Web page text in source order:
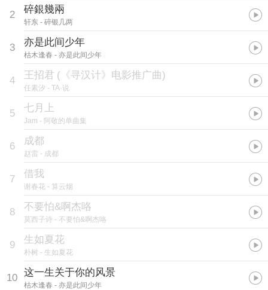
2 碎銀幾兩
轩东 - 碎银几两
3 亦是此间少年
枯木逢春 - 亦是此间少年
4 王招君 ( 《寻汉计》电影推广曲)
任素汐 - TA·说
5 七月上
Jam - 阿敬的单曲集
6 成都
赵雷 - 成都
7 借我
谢春花 - 算云烟
8 不要怕&啊杰咯
莫西子诗 - 不要怕&啊杰咯
9 生如夏花
朴树 - 生如夏花
10 这一生关于你的风景
枯木逢春 - 亦是此间少年